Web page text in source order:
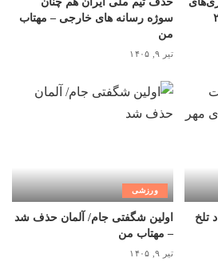
۲۸۲
سوژه رسانه های خارجی – مهتاب
من
تیر ۹, ۱۴۰۵
تلخ
ورزشی
اولین شگفتی جام/ آلمان حذف شد
– مهتاب من
تیر ۹, ۱۴۰۵